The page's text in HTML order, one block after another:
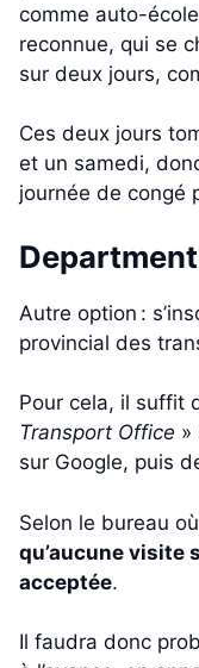
comme auto-
reconnue, qui se
sur deux jours,
Ces deux jours
et un samedi,
journée de congé
Autre option :
provincial des
Pour cela, il suffit
Transport Office »
sur Google, puis
Selon le bureau
qu’aucune visite
acceptée.
Il faudra donc